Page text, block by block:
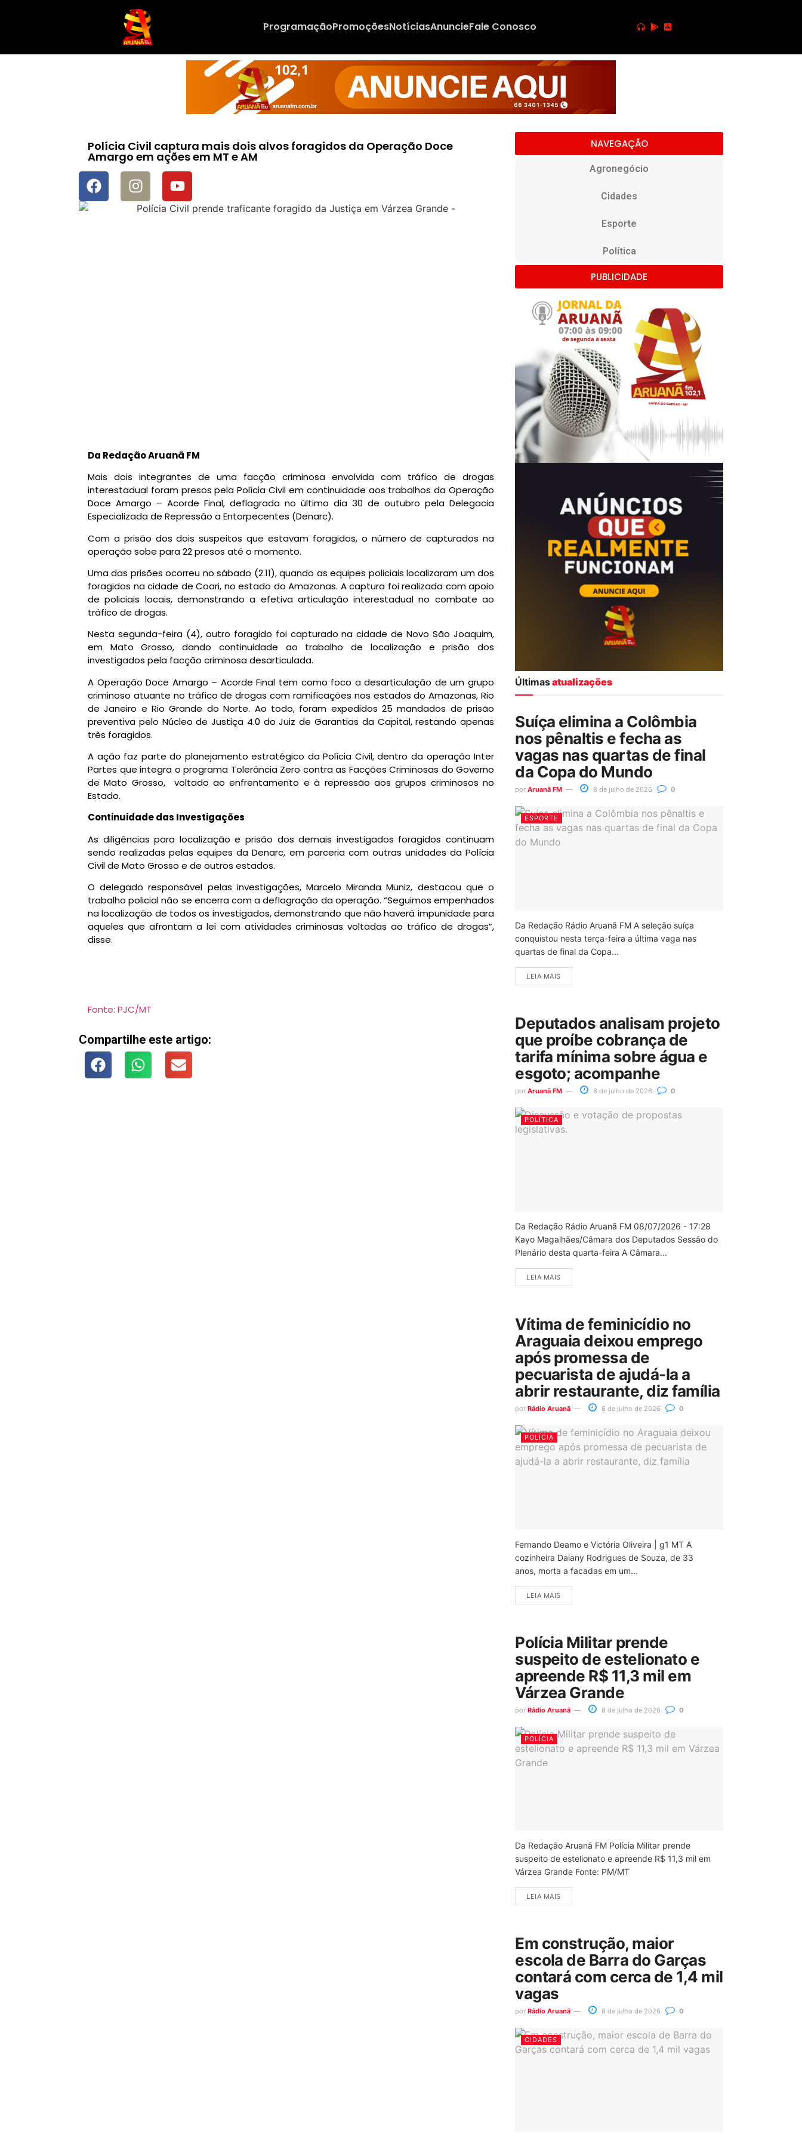
ProgramaçãoPromoçõesNotíciasAnuncieFale Conosco
Polícia Civil captura mais dois alvos foragidos da Operação Doce
Amargo em ações em MT e AM
Da Redação Aruanã FM
Mais dois integrantes de uma facção criminosa envolvida com tráfico de drogas
interestadual foram presos pela Polícia Civil em continuidade aos trabalhos da Operação
Doce Amargo – Acorde Final, deflagrada no último dia 30 de outubro pela Delegacia
Especializada de Repressão a Entorpecentes (Denarc).
Com a prisão dos dois suspeitos que estavam foragidos, o número de capturados na
operação sobe para 22 presos até o momento.
Uma das prisões ocorreu no sábado (2.11), quando as equipes policiais localizaram um dos
foragidos na cidade de Coari, no estado do Amazonas. A captura foi realizada com apoio
de policiais locais, demonstrando a efetiva articulação interestadual no combate ao
tráfico de drogas.
Nesta segunda-feira (4), outro foragido foi capturado na cidade de Novo São Joaquim,
em Mato Grosso, dando continuidade ao trabalho de localização e prisão dos
investigados pela facção criminosa desarticulada.
A Operação Doce Amargo – Acorde Final tem como foco a desarticulação de um grupo
criminoso atuante no tráfico de drogas com ramificações nos estados do Amazonas, Rio
de Janeiro e Rio Grande do Norte. Ao todo, foram expedidos 25 mandados de prisão
preventiva pelo Núcleo de Justiça 4.0 do Juiz de Garantias da Capital, restando apenas
três foragidos.
A ação faz parte do planejamento estratégico da Polícia Civil, dentro da operação Inter
Partes que integra o programa Tolerância Zero contra as Facções Criminosas do Governo
de Mato Grosso, voltado ao enfrentamento e à repressão aos grupos criminosos no
Estado.
Continuidade das Investigações
As diligências para localização e prisão dos demais investigados foragidos continuam
sendo realizadas pelas equipes da Denarc, em parceria com outras unidades da Polícia
Civil de Mato Grosso e de outros estados.
O delegado responsável pelas investigações, Marcelo Miranda Muniz, destacou que o
trabalho policial não se encerra com a deflagração da operação. “Seguimos empenhados
na localização de todos os investigados, demonstrando que não haverá impunidade para
aqueles que afrontam a lei com atividades criminosas voltadas ao tráfico de drogas”,
disse.
Fonte: PJC/MT
Compartilhe este artigo:
NAVEGAÇÃO
Agronegócio
Cidades
Esporte
Política
PUBLICIDADE
Últimasatualizações
Suíça elimina a Colômbia
nos pênaltis e fecha as
vagas nas quartas de final
da Copa do Mundo
por Aruanã FM 8 de julho de 2026 0
ESPORTE
Da Redação Rádio Aruanã FM A seleção suíça
conquistou nesta terça-feira a última vaga nas
quartas de final da Copa...
LEIA MAIS
Deputados analisam projeto
que proíbe cobrança de
tarifa mínima sobre água e
esgoto; acompanhe
por Aruanã FM 8 de julho de 2026 0
POLÍTICA
Da Redação Rádio Aruanã FM 08/07/2026 - 17:28
Kayo Magalhães/Câmara dos Deputados Sessão do
Plenário desta quarta-feira A Câmara...
LEIA MAIS
Vítima de feminicídio no
Araguaia deixou emprego
após promessa de
pecuarista de ajudá-la a
abrir restaurante, diz família
por Rádio Aruanã 8 de julho de 2026 0
POLÍCIA
Fernando Deamo e Victória Oliveira | g1 MT A
cozinheira Daiany Rodrigues de Souza, de 33
anos, morta a facadas em um...
LEIA MAIS
Polícia Militar prende
suspeito de estelionato e
apreende R$ 11,3 mil em
Várzea Grande
por Rádio Aruanã 8 de julho de 2026 0
POLÍCIA
Da Redação Aruanã FM Polícia Militar prende
suspeito de estelionato e apreende R$ 11,3 mil em
Várzea Grande Fonte: PM/MT
LEIA MAIS
Em construção, maior
escola de Barra do Garças
contará com cerca de 1,4 mil
vagas
por Rádio Aruanã 8 de julho de 2026 0
CIDADES